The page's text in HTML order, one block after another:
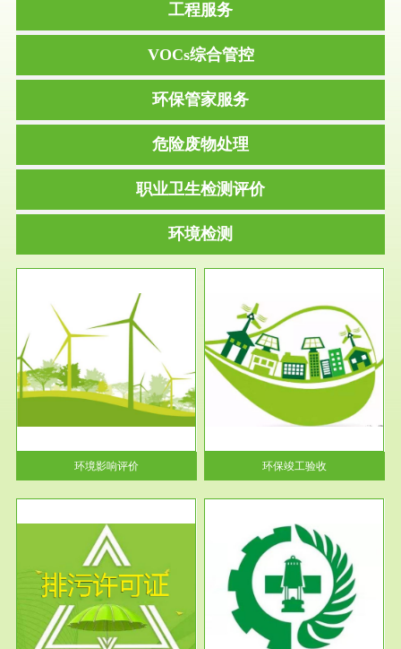
工程服务
VOCs综合管控
环保管家服务
危险废物处理
职业卫生检测评价
环境检测
环境影响评价
服务范围
环保竣工验收
根据《建设项目环境保护管理条
例》第十七条 编制环境影响报
告书、...
环保竣工验收
服务范围
应急预案
根据《中华人民共和国环境保护